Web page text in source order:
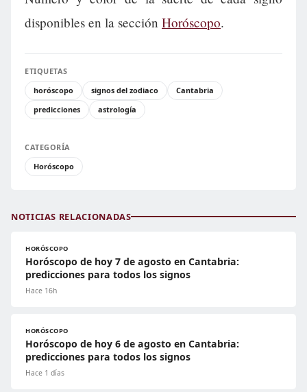
disponibles en la sección Horóscopo.
ETIQUETAS
horóscopo
signos del zodiaco
Cantabria
predicciones
astrología
CATEGORÍA
Horóscopo
NOTICIAS RELACIONADAS
HORÓSCOPO
Horóscopo de hoy 7 de agosto en Cantabria:
predicciones para todos los signos
Hace 16h
HORÓSCOPO
Horóscopo de hoy 6 de agosto en Cantabria:
predicciones para todos los signos
Hace 1 días